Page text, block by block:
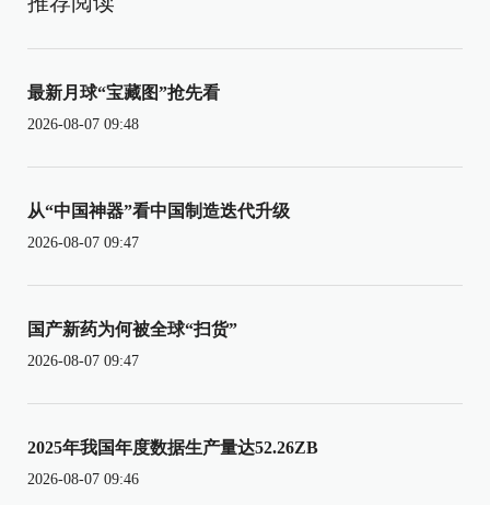
最新月球“宝藏图”抢先看
2026-08-07 09:48
从“中国神器”看中国制造迭代升级
2026-08-07 09:47
国产新药为何被全球“扫货”
2026-08-07 09:47
2025年我国年度数据生产量达52.26ZB
2026-08-07 09:46